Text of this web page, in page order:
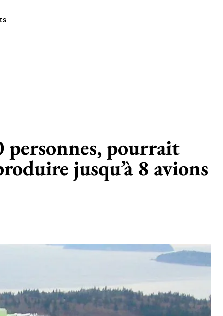
personnes, pourrait
jusqu’à 8 avions